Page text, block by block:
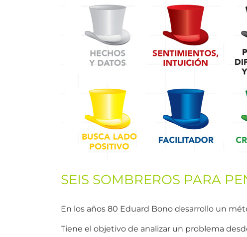
SEIS SOMBREROS PARA
En los años 80 Eduard Bono desarrollo un
Tiene el objetivo de analizar un problema